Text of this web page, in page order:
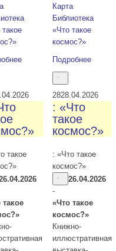
Карта
Библиотека
«Что такое
космос?»
Подробнее
такое
такое
2828.04.2026
: «Что
такое
космос?»
: «Что такое
космос?»
26.04.2026
-
«Что такое
космос?»
Книжно-
иллюстративная